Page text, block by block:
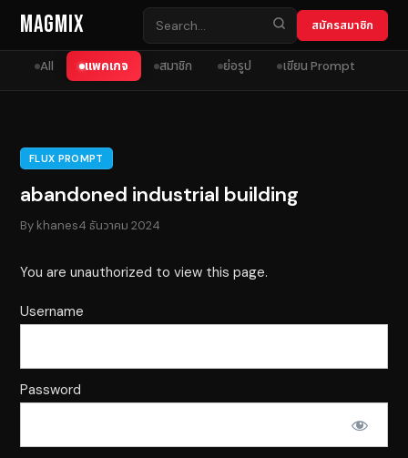
Skip to content
MagMix สมัครสมาชิก
All แพคเกจ สมาชิก ย่อรูป เขียน Prompt
FLUX PROMPT
abandoned industrial building
By khanes4 ธันวาคม 2024
You are unauthorized to view this page.
Username
Password